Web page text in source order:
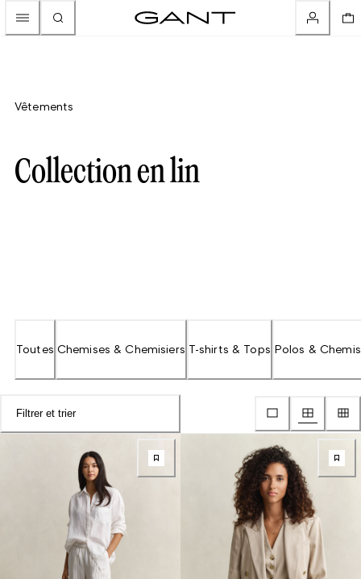
Vêtements
Collection en lin
Toutes Chemises & Chemisiers T-shirts & Tops Polos &
Filtrer et trier